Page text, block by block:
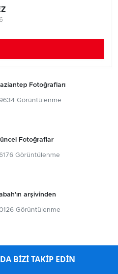
Fotoğrafları
Görüntülenme
Fotoğraflar
Görüntülenme
arşivinden
Görüntülenme
BİZİ TAKİP EDİN